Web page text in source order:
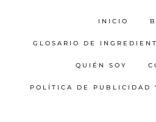
INICIO
GLOSARIO DE
QUIÉN SOY
POLÍTICA DE PUBLICIDAD